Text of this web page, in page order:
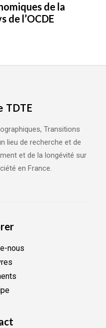
de la
de l’OCDE
TDTE
Transitions
lieu de recherche et de
et de la longévité sur
en France.
nous